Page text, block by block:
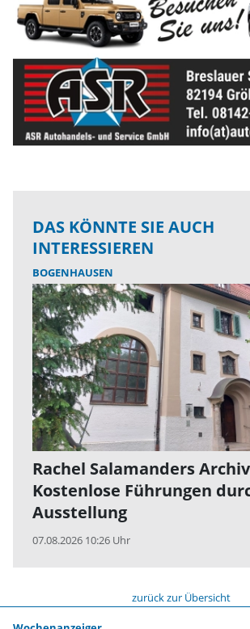
DAS KÖNNTE SIE AUCH
INTERESSIEREN
BOGENHAUSEN
Rachel Salamanders
Kostenlose Führungen
Ausstellung
07.08.2026 10:26 Uhr
zurück zur Übersicht